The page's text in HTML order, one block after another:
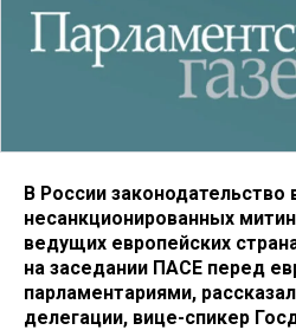
В России законодательство
несанкционированных
ведущих европейских
на заседании ПАСЕ перед
парламентариями,
делегации, вице-спикер